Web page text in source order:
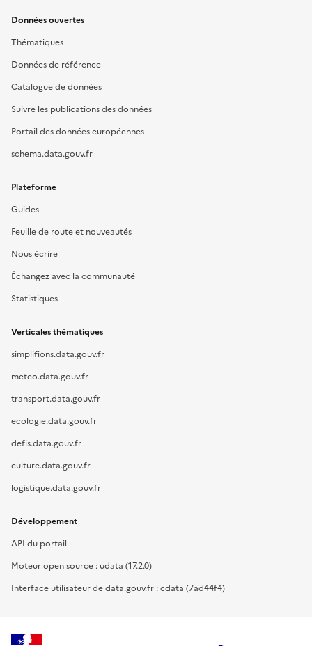
Données ouvertes
Thématiques
Données de référence
Catalogue de données
Suivre les publications des données
Portail des données européennes
schema.data.gouv.fr
Plateforme
Guides
Feuille de route et nouveautés
Nous écrire
Échangez avec la communauté
Statistiques
Verticales thématiques
simplifions.data.gouv.fr
meteo.data.gouv.fr
transport.data.gouv.fr
ecologie.data.gouv.fr
defis.data.gouv.fr
culture.data.gouv.fr
logistique.data.gouv.fr
Développement
API du portail
Moteur open source : udata (17.2.0)
Interface utilisateur de data.gouv.fr : cdata (7ad44f4)